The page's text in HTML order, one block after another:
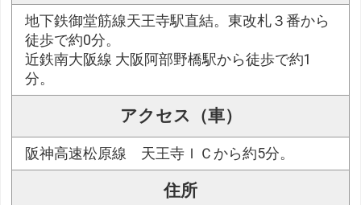
地下鉄御堂筋線天王寺駅直結。東改札３番から
徒歩で約0分。
近鉄南大阪線 大阪阿部野橋駅から徒歩で約1
分。
アクセス（車）
阪神高速松原線 天王寺ＩＣから約5分。
住所